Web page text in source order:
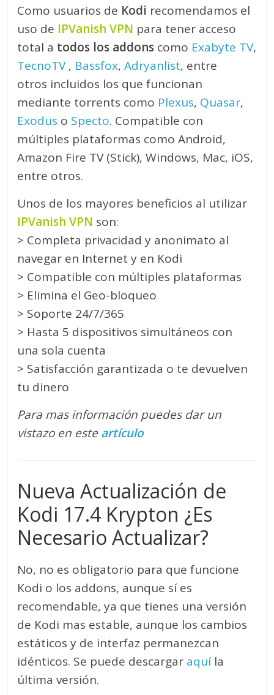
Como usuarios de Kodi recomendamos el
uso de IPVanish VPN para tener acceso
total a todos los addons como Exabyte TV,
TecnoTV, Bassfox,Adryanlist, entre
otros incluidos los que funcionan
mediante torrents como Plexus, Quasar,
Exodus o Specto. Compatible con
múltiples plataformas como Android,
Amazon Fire TV (Stick), Windows, Mac, iOS,
entre otros.
Unos de los mayores beneficios al utilizar
IPVanish VPN son:
> Completa privacidad y anonimato al
navegar en Internet y en Kodi
> Compatible con múltiples plataformas
> Elimina el Geo-bloqueo
> Soporte 24/7/365
> Hasta 5 dispositivos simultáneos con
una sola cuenta
> Satisfacción garantizada o te devuelven
tu dinero
Para mas información puedes dar un
vistazo en esteartículo
Nueva Actualización de
Kodi 17.4 Krypton ¿Es
Necesario Actualizar?
No, no es obligatorio para que funcione
Kodi o los addons, aunque sí es
recomendable, ya que tienes una versión
de Kodi mas estable, aunque los cambios
estáticos y de interfaz permanezcan
idénticos. Se puede descargar aquíla
última versión.